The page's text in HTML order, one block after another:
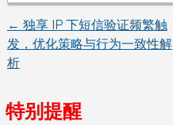
文
章
导
← 独享 IP 下短信验证频繁触
发，优化策略与行为一致性解
析
特别提醒